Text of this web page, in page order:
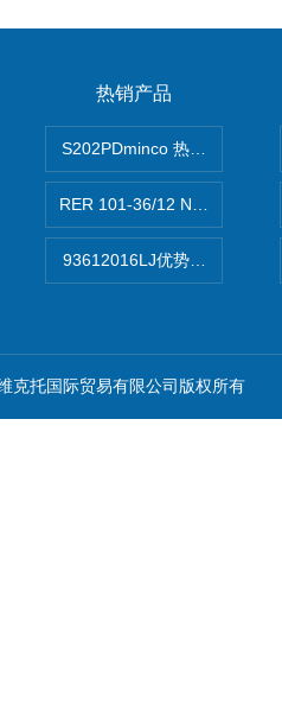
热销产品
S202PDminco 热电阻
RER 101-36/12 NHH离心
93612016LJ优势供应美国
克托国际贸易有限公司版权所有